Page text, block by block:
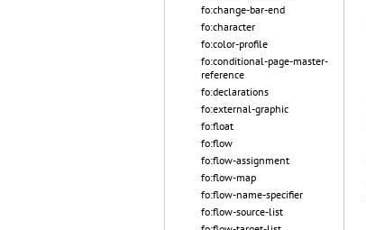
fo:change-bar-end
fo:character
fo:color-profile
fo:conditional-page-master-
reference
fo:declarations
fo:external-graphic
fo:float
fo:flow
fo:flow-assignment
fo:flow-map
fo:flow-name-specifier
fo:flow-source-list